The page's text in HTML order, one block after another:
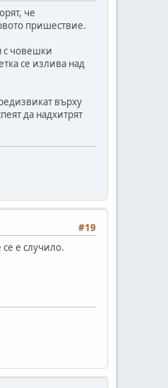
че
пришествие.
с човешки
се излива над
върху
да надхитрят
#19
е случило.